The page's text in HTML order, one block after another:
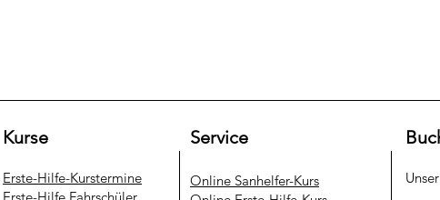
Kurse
Erste-Hilfe-Kurstermine
Service
​Online Sanhelfer-Kurs​